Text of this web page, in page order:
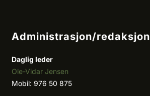
Administrasjon/redaksjon
Daglig leder
Ole-Vidar Jensen
Mobil: 976 50 875